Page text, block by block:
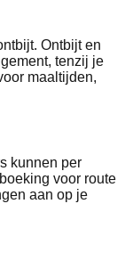
Ontbijt en
tenzij je
maaltijden,
kunnen per
voor route
aan op je